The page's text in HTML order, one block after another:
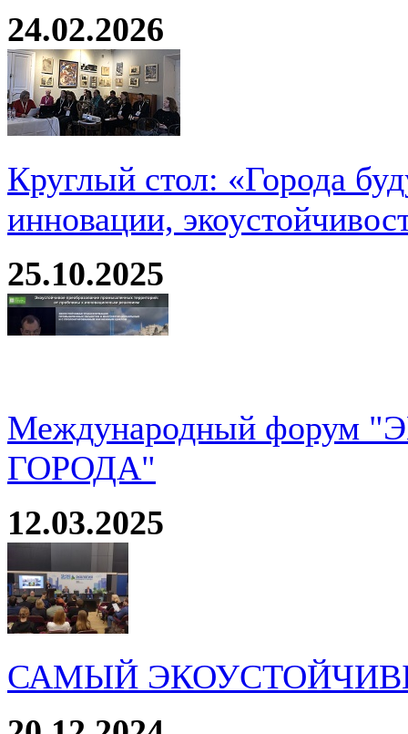
24.02.2026
Круглый стол: «Города
инновации,
25.10.2025
Международный
ГОРОДА"
12.03.2025
САМЫЙ